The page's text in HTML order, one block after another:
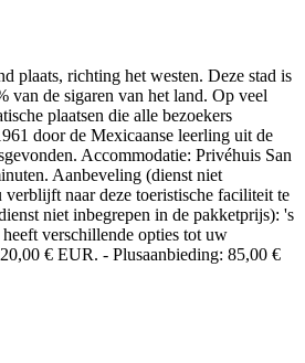
plaats, richting het westen. Deze stad is
van de sigaren van het land. Op veel
plaatsen die alle bezoekers
door de Mexicaanse leerling uit de
Accommodatie: Privéhuis San
Aanbeveling (dienst niet
naar deze toeristische faciliteit te
niet inbegrepen in de pakketprijs): 's
verschillende opties tot uw
€ EUR. - Plusaanbieding: 85,00 €